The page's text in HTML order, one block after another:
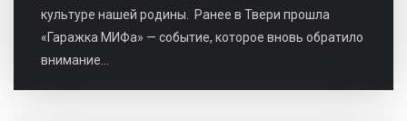
культуре нашей родины. Ранее в Твери прошла
«Гаражка МИФа» — событие, которое вновь обратило
внимание...